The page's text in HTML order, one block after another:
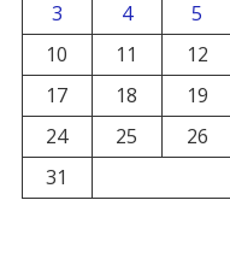
3
4 5
10
11 12
17
18 19
24
25 26
31